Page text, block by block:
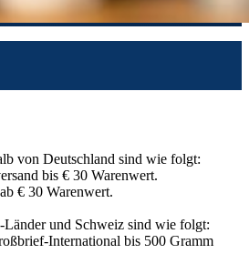
von Deutschland sind wie folgt:
bis € 30 Warenwert.
€ 30 Warenwert.
und Schweiz sind wie folgt:
International bis 500 Gramm